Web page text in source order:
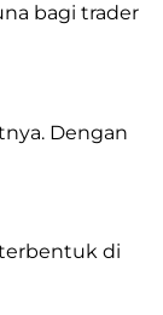
bagi trader
Dengan
di